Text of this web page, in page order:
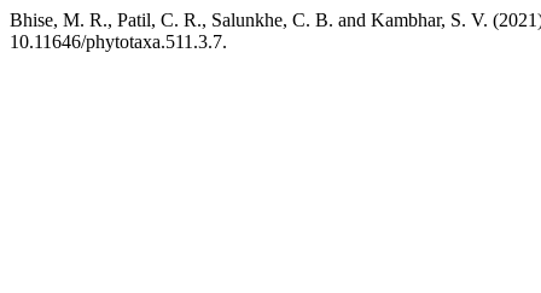
Bhise, M. R., Patil, C. R., Salunkhe, C. B. and Kambhar, S. V.
10.11646/phytotaxa.511.3.7.